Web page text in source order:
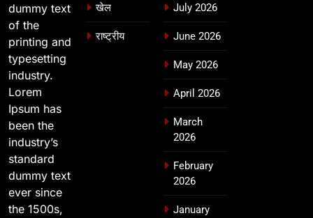
dummy text
of the
printing and
typesetting
industry.
Lorem
Ipsum has
been the
industry’s
standard
dummy text
ever since
the 1500s,
खेल
राष्ट्रीय
July 2026
June 2026
May 2026
April 2026
March
2026
February
2026
January